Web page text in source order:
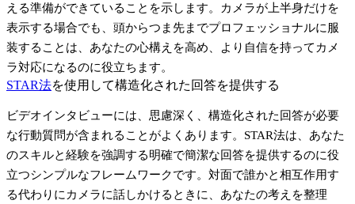
える準備ができていることを示します。カメラが上半身だけを
表示する場合でも、頭からつま先までプロフェッショナルに服
装することは、あなたの心構えを高め、より自信を持ってカメ
ラ対応になるのに役立ちます。
STAR法を使用して構造化された回答を提供する
ビデオインタビューには、思慮深く、構造化された回答が必要
な行動質問が含まれることがよくあります。 STAR法は、あなた
のスキルと経験を強調する明確で簡潔な回答を提供するのに役
立つシンプルなフレームワークです。対面で誰かと相互作用す
る代わりにカメラに話しかけるときに、あなたの考えを整理